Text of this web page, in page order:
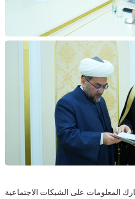
المعلومات على الشبكات الاجتماعية